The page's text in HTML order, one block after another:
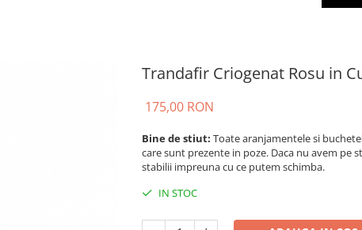
Trandafir Criogenat Rosu in
175,00 RON
Bine de stiut: Toate aranjamentele si
care sunt prezente in poze. Daca nu avem pe
stabilii impreuna cu ce putem schimba.
IN STOC